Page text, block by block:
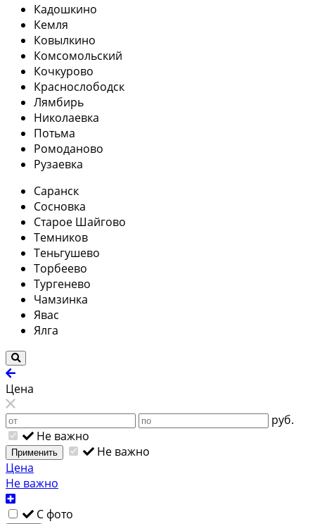
Кадошкино
Кемля
Ковылкино
Комсомольский
Кочкурово
Краснослободск
Лямбирь
Николаевка
Потьма
Ромоданово
Рузаевка
Саранск
Сосновка
Старое Шайгово
Темников
Теньгушево
Торбеево
Тургенево
Чамзинка
Явас
Ялга
Цена
руб.
Не важно
Применить
Не важно
Цена
Не важно
С фото